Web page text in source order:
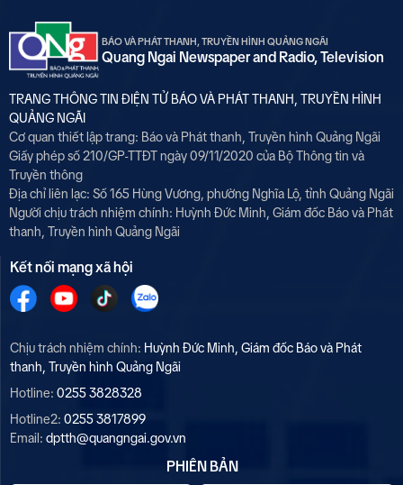
BÁO VÀ PHÁT THANH, TRUYỀN HÌNH QUẢNG NGÃI
Quang Ngai Newspaper and Radio, Television
TRANG THÔNG TIN ĐIỆN TỬ BÁO VÀ PHÁT THANH, TRUYỀN HÌNH
QUẢNG NGÃI
Cơ quan thiết lập trang: Báo và Phát thanh, Truyền hình Quảng Ngãi
Giấy phép số 210/GP-TTĐT ngày 09/11/2020 của Bộ Thông tin và
Truyền thông
Địa chỉ liên lạc: Số 165 Hùng Vương, phường Nghĩa Lộ, tỉnh Quảng Ngãi
Người chịu trách nhiệm chính: Huỳnh Đức Minh, Giám đốc Báo và Phát
thanh, Truyền hình Quảng Ngãi
Kết nối mạng xã hội
Chịu trách nhiệm chính: Huỳnh Đức Minh, Giám đốc Báo và Phát
thanh, Truyền hình Quảng Ngãi
Hotline: 0255 3828328
Hotline2: 0255 3817899
Email: dptth@quangngai.gov.vn
PHIÊN BẢN